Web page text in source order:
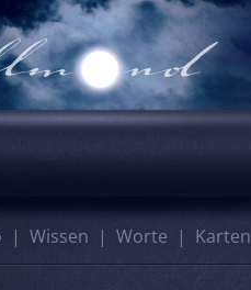
Wissen Worte Karten